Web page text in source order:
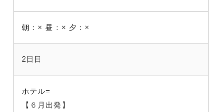
朝：× 昼：× 夕：×
2日目
ホテル=
【６月出発】